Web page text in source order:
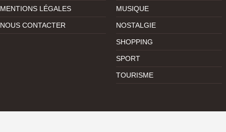
MENTIONS LÉGALES
NOUS CONTACTER
MUSIQUE
NOSTALGIE
SHOPPING
SPORT
TOURISME